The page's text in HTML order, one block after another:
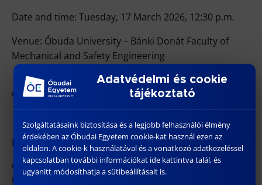
Date and time: Tuesday, 17 March 2026, 12:30 p.m.
Venue: Óbuda University – Bánki Donát Faculty of
Mechanical and Safety Engineering
1088 Budapest, József körút 6. – 2nd floor, –
Conference Hall (J200)
Habilitation Evaluation Committee:
Chair: Prof. Dr. Zoltán RAJNAI, Full Professor, Óbuda
University Secretary: Dr. habil. Ildikó MOLNÁR,
Adatvédelmi és cookie
tájékoztató
Szolgáltatásaink biztosítása és a legjobb felhasználói élmény
érdekében az Óbudai Egyetem cookie-kat használ ezen az
oldalon. A cookie-k használatával és a vonatkozó adatkezeléssel
kapcsolatban további információkat ide kattintva talál, és
ugyanitt módosíthatja a sütibeállításait is.